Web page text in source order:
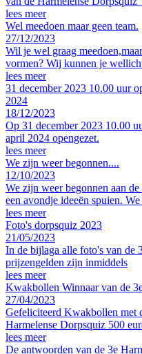
lees meer
Wel meedoen maar geen team.
27/12/2023
Wil je wel graag
vormen? Wij kunnen je
lees meer
31 december 2023 10.00 uur
2024
18/12/2023
Op 31 december 2023 10.00
april 2024 opengezet.
lees meer
We zijn weer begonnen....
12/10/2023
We zijn weer begonnen aan
een avondje ideeën spuien.
lees meer
Foto's dorpsquiz 2023
21/05/2023
In de bijlaga alle foto's van de
prijzengelden zijn inmiddels
lees meer
Kwakbollen Winnaar van de
27/04/2023
Gefeliciteerd Kwakbollen met
Harmelense Dorpsquiz 500
lees meer
De antwoorden van de 3e